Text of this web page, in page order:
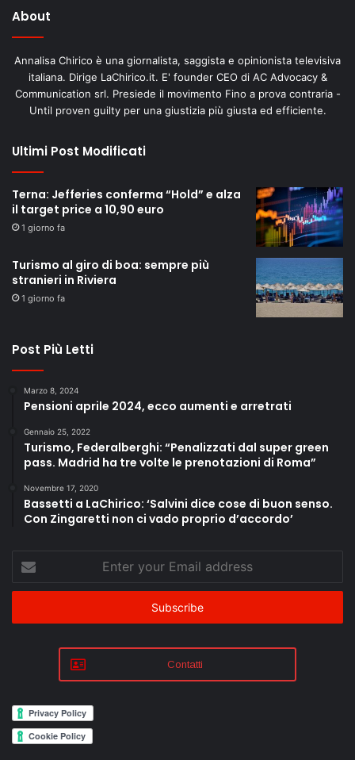
About
Annalisa Chirico è una giornalista, saggista e opinionista televisiva
italiana. Dirige LaChirico.it. E' founder CEO di AC Advocacy &
Communication srl. Presiede il movimento Fino a prova contraria -
Until proven guilty per una giustizia più giusta ed efficiente.
Ultimi Post Modificati
Terna: Jefferies conferma “Hold” e alza
il target price a 10,90 euro
1 giorno fa
Turismo al giro di boa: sempre più
stranieri in Riviera
1 giorno fa
Post Più Letti
Marzo 8, 2024
Pensioni aprile 2024, ecco aumenti e arretrati
Gennaio 25, 2022
Turismo, Federalberghi: “Penalizzati dal super green
pass. Madrid ha tre volte le prenotazioni di Roma”
Novembre 17, 2020
Bassetti a LaChirico: ‘Salvini dice cose di buon senso.
Con Zingaretti non ci vado proprio d’accordo’
Enter
your
Email
Contatti